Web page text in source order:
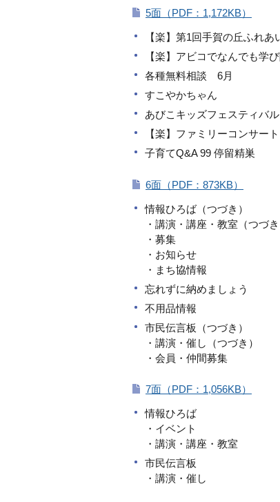
5面（PDF：1,172KB）
【楽】第1回手賀の丘ふれあ
【楽】アビコでなんでも
各種無料相談 6月
すこやかちゃん
あびこキッズフェスティバ
【楽】ファミリーコンサー
子育てQ&A 99 停留精巣
6面（PDF：873KB）
情報ひろば（つづき）
・講演・講座・教室（つづき
・募集
・お知らせ
・まち協情報
忘れずに納めましょう
不用品情報
市民伝言板（つづき）
・講演・催し（つづき）
・会員・仲間募集
7面（PDF：1,056KB）
情報ひろば
・イベント
・講演・講座・教室
市民伝言板
・講演・催し